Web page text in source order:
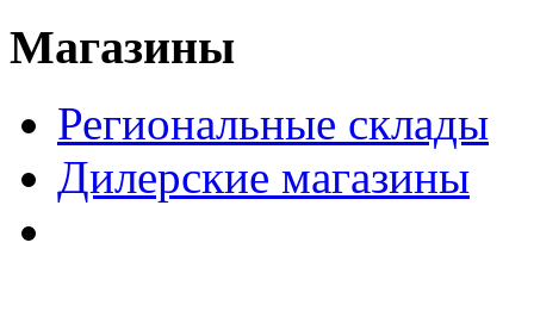
Магазины
Региональные склады
Дилерские магазины